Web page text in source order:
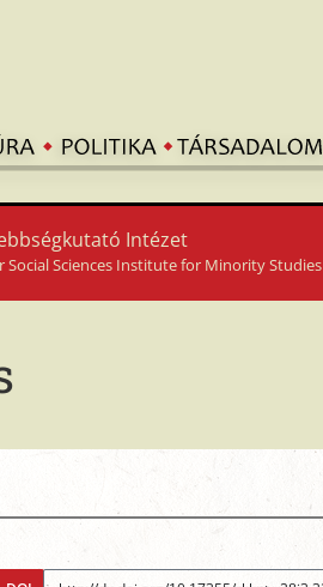
Intézet
Social Sciences Institute for Minority Studies